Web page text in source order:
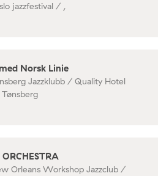
jazzfestival / ,
Norsk Linie
Jazzklubb / Quality Hotel
Orleans Workshop Jazzclub /